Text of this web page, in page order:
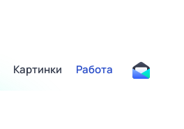
Картинки Работа